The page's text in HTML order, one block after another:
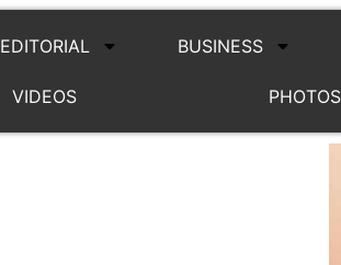
EDITORIAL BUSINESS
VIDEOS PHOTOS